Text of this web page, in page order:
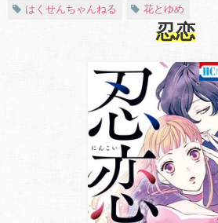
はくせんちゃんねる 花とゆめ
忍恋